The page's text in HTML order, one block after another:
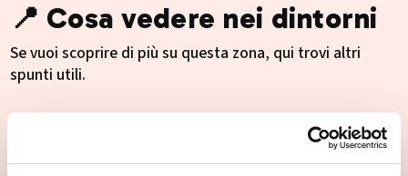
📍 Cosa vedere nei dintorni
Se vuoi scoprire di più su questa zona, qui trovi altri
spunti utili.